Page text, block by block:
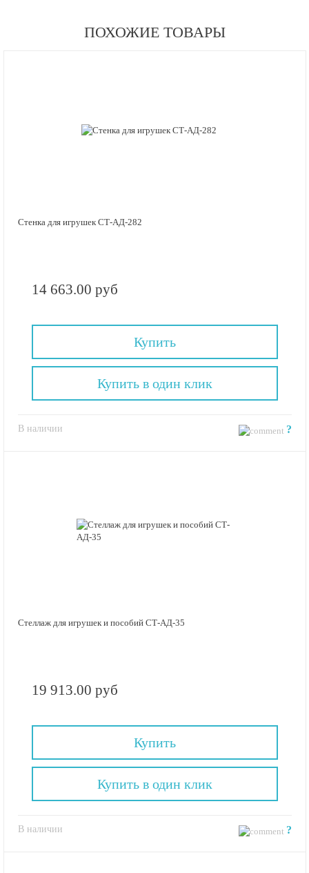
ПОХОЖИЕ ТОВАРЫ
Стенка для игрушек СТ-АД-282
14 663.00 руб
Купить
В наличии ?
Купить в один клик
Стеллаж для игрушек и пособий СТ-АД-35
19 913.00 руб
Купить
В наличии ?
Купить в один клик